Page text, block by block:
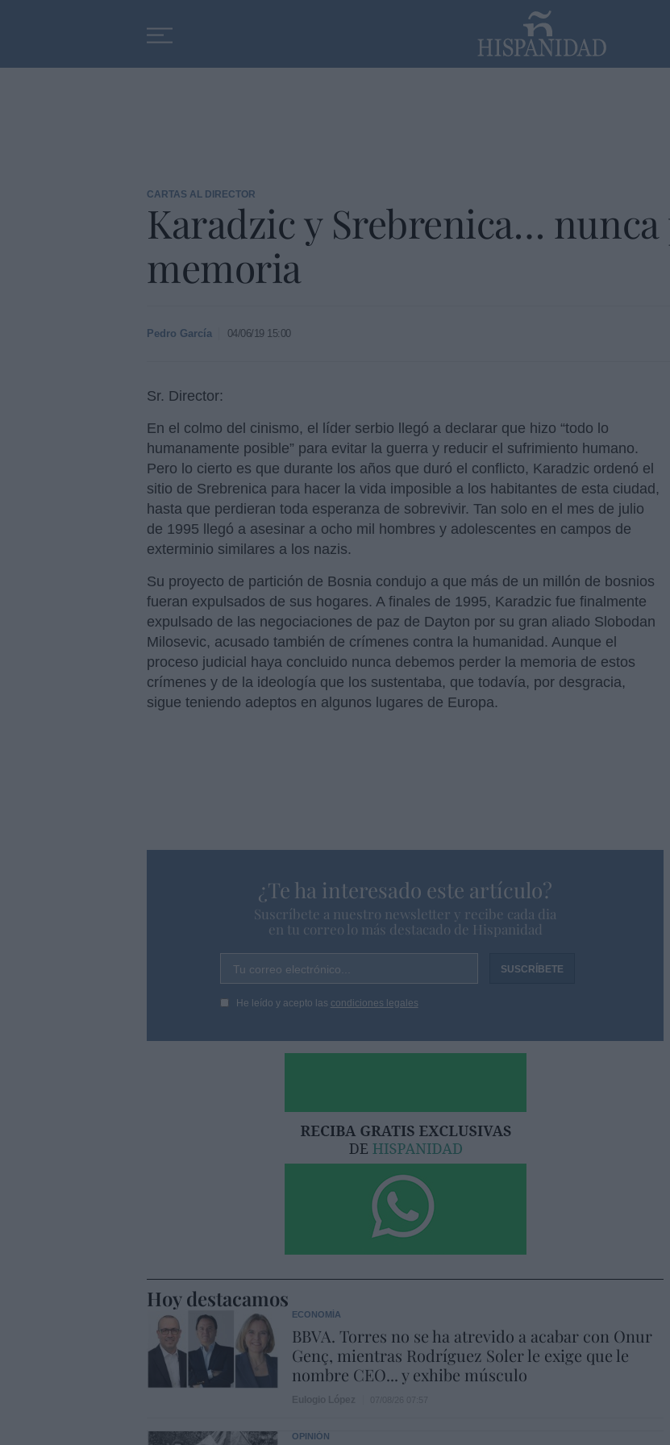
CARTAS AL DIRECTOR
Karadzic y Srebrenica…
memoria
Pedro García 04/06/19 15:00
Sr. Director:
En el colmo del cinismo, el líder serbio llegó a declarar que hizo “todo lo
humanamente posible” para evitar la guerra y reducir el sufrimiento humano.
Pero lo cierto es que durante los años que duró el conflicto, Karadzic ordenó el
sitio de Srebrenica para hacer la vida imposible a los habitantes de esta ciudad,
hasta que perdieran toda esperanza de sobrevivir. Tan solo en el mes de julio
de 1995 llegó a asesinar a ocho mil hombres y adolescentes en campos de
exterminio similares a los nazis.
Su proyecto de partición de Bosnia condujo a que más de un millón de bosnios
fueran expulsados de sus hogares. A finales de 1995, Karadzic fue finalmente
expulsado de las negociaciones de paz de Dayton por su gran aliado Slobodan
Milosevic, acusado también de crímenes contra la humanidad. Aunque el
proceso judicial haya concluido nunca debemos perder la memoria de estos
crímenes y de la ideología que los sustentaba, que todavía, por desgracia,
sigue teniendo adeptos en algunos lugares de Europa.
¿Te ha interesado este artículo?
Suscríbete a nuestro newsletter y recibe cada dia
en tu correo lo más destacado de Hispanidad
Tu correo electrónico...
He leído y acepto las condiciones legales
Hoy destacamos
ECONOMÍA
BBVA. Torres no se ha atrevido a acabar con Onur
Genç, mientras Rodríguez Soler le exige que le
nombre CEO... y exhibe músculo
OPINIÓN